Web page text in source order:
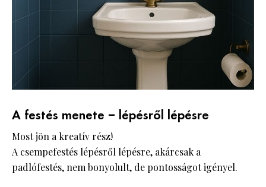
A festés menete – lépésről lépésre
Most jön a kreatív rész!
A csempefestés lépésről lépésre, akárcsak a
padlófestés, nem bonyolult, de pontosságot igényel.